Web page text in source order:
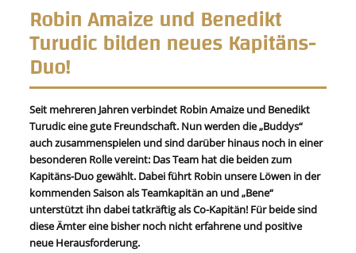
Robin Amaize und Benedikt
Turudic bilden neues Kapitäns-
Duo!
Seit mehreren Jahren verbindet Robin Amaize und Benedikt
Turudic eine gute Freundschaft. Nun werden die „Buddys“
auch zusammenspielen und sind darüber hinaus noch in einer
besonderen Rolle vereint: Das Team hat die beiden zum
Kapitäns-Duo gewählt. Dabei führt Robin unsere Löwen in der
kommenden Saison als Teamkapitän an und „Bene“
unterstützt ihn dabei tatkräftig als Co-Kapitän! Für beide sind
diese Ämter eine bisher noch nicht erfahrene und positive
neue Herausforderung.